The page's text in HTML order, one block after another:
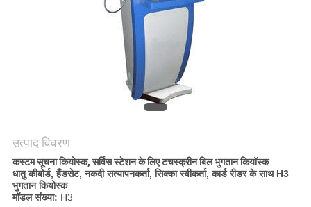
की
विनती
करे
उत्पाद विवरण
कस्टम सूचना कियोस्क, सर्विस स्टेशन के लिए टचस्क्रीन बिल भुगतान कियॉस्क
धातु कीबोर्ड, हैंडसेट, नकदी सत्यापनकर्ता, सिक्का स्वीकर्ता, कार्ड रीडर के साथ H3
भुगतान कियोस्क
मॉडल संख्या: H3